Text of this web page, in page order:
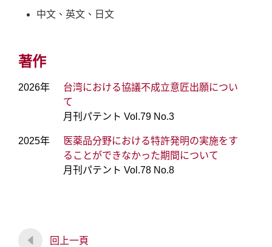
中文、英文、日文
著作
2026年
台湾における協議不成立意匠出願につい
て
月刊パテント Vol.79 No.3
2025年
医薬品分野における特許発明の実施をす
ることができなかった期間について
月刊パテント Vol.78 No.8
回上一頁